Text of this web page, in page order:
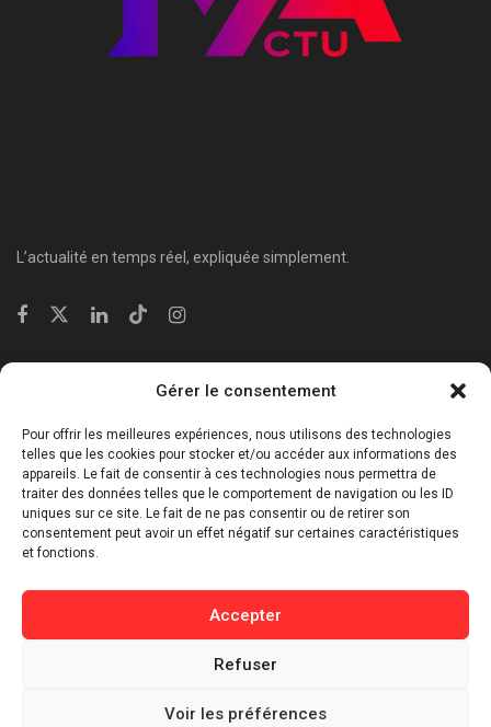
Gérer le consentement
Pour offrir les meilleures expériences, nous utilisons des technologies
telles que les cookies pour stocker et/ou accéder aux informations des
appareils. Le fait de consentir à ces technologies nous permettra de
traiter des données telles que le comportement de navigation ou les ID
uniques sur ce site. Le fait de ne pas consentir ou de retirer son
consentement peut avoir un effet négatif sur certaines caractéristiques
et fonctions.
Accepter
Refuser
Voir les préférences
L’actualité en temps réel, expliquée simplement.
Économie & Business
⁠Culture & Divertissement
⁠Tech & Innovation
Sport
Buzz / Insolite
Informations